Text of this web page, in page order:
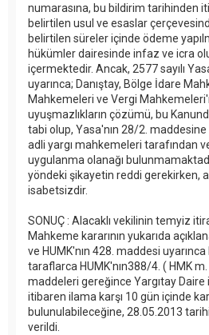
numarasına, bu bildirim tarihinden
belirtilen usul ve esaslar
belirtilen süreler içinde ödeme
hükümler dairesinde infaz ve icra
içermektedir. Ancak, 2577 sayılı
uyarınca; Danıştay, Bölge İdare
Mahkemeleri ve Vergi
uyuşmazlıkların çözümü, bu
tabi olup, Yasa'nın 28/2. maddesine
adli yargı mahkemeleri tarafından
uygulanma olanağı
yöndeki şikayetin reddi gerekirken,
isabetsizdir.
SONUÇ : Alacaklı vekilinin temyiz
Mahkeme kararının yukarıda
ve HUMK'nın 428. maddesi
taraflarca HUMK'nın388/4. ( HMK
maddeleri gereğince Yargıtay Daire
itibaren ilama karşı 10 gün içinde
bulunulabileceğine, 28.05.2013
verildi.